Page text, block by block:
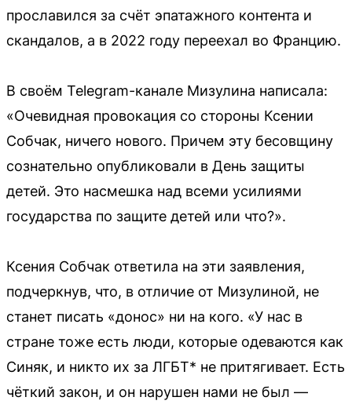
прославился за счёт эпатажного контента и
скандалов, а в 2022 году переехал во Францию.
В своём Telegram-канале Мизулина написала:
«Очевидная провокация со стороны Ксении
Собчак, ничего нового. Причем эту бесовщину
сознательно опубликовали в День защиты
детей. Это насмешка над всеми усилиями
государства по защите детей или что?».
Ксения Собчак ответила на эти заявления,
подчеркнув, что, в отличие от Мизулиной, не
станет писать «донос» ни на кого. «У нас в
стране тоже есть люди, которые одеваются как
Синяк, и никто их за ЛГБТ* не притягивает. Есть
чёткий закон, и он нарушен нами не был —